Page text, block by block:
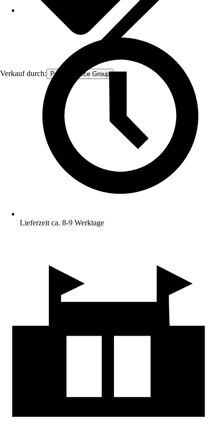
Verkauf durch: Procommerce Group
Lieferzeit ca. 8-9 Werktage